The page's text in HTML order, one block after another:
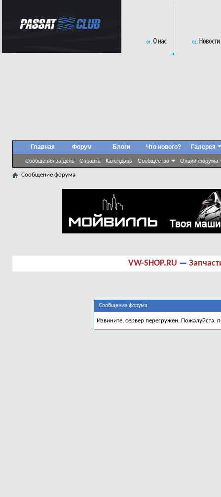
Главная Форум
Сообщения за день Справка Календарь Сообщество Опции форума
Блоги Что нового? Галерея
Сообщение форума
VW-SHOP.RU —
Сообщение форума
Извините, сервер перегружен. Пожалуйста,